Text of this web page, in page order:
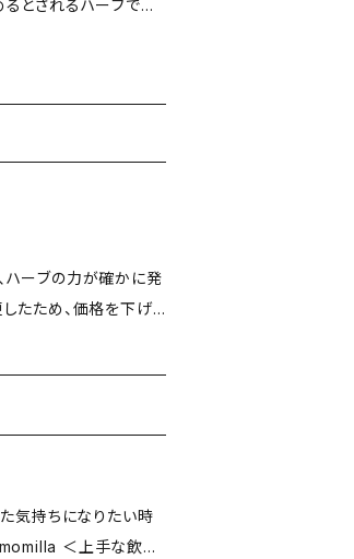
とされるハーブです。
化学肥料を使用して
ーブの力が確かに発
ー等は一切添加いたし
厳選しております。
気持ちになりたい時